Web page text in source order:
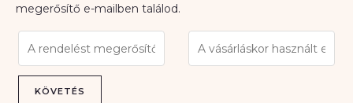
megerősítő e-mailben találod.
KÖVETÉS